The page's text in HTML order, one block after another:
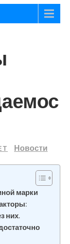
Новости
марки
них.